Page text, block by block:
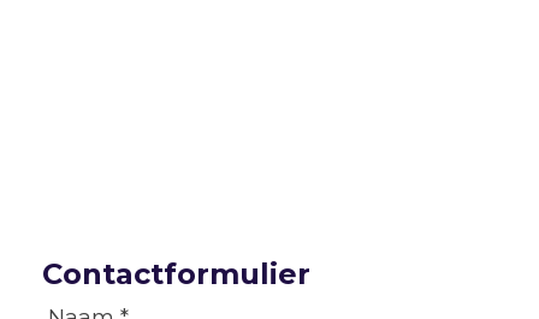
Contactformulier